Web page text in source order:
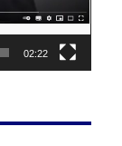
02:22